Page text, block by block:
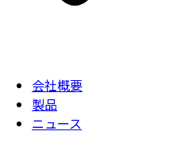
会社概要
製品
ニュース